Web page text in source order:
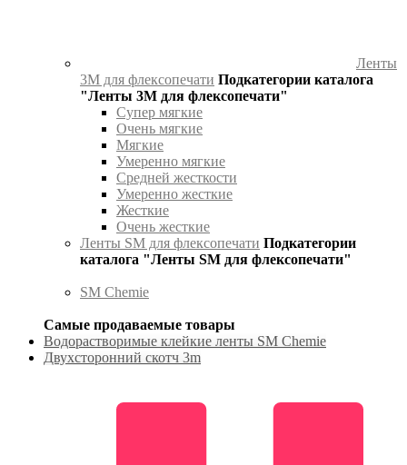
Ленты
3М для флексопечати Подкатегории каталога
"Ленты 3М для флексопечати"
Супер мягкие
Очень мягкие
Мягкие
Умеренно мягкие
Средней жесткости
Умеренно жесткие
Жесткие
Очень жесткие
Ленты SM для флексопечати Подкатегории
каталога "Ленты SM для флексопечати"
SM Chemie
Самые продаваемые товары
Водорастворимые клейкие ленты SM Chemie
Двухсторонний скотч 3m